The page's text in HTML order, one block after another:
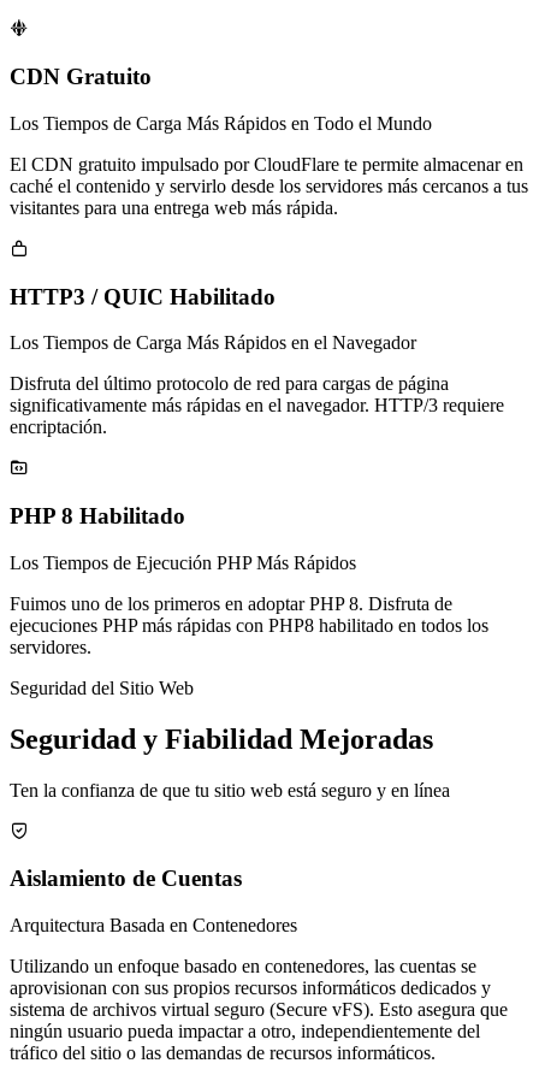

CDN Gratuito
Los Tiempos de Carga Más Rápidos en Todo el Mundo
El CDN gratuito impulsado por CloudFlare te permite almacenar en
caché el contenido y servirlo desde los servidores más cercanos a tus
visitantes para una entrega web más rápida.

HTTP3 / QUIC Habilitado
Los Tiempos de Carga Más Rápidos en el Navegador
Disfruta del último protocolo de red para cargas de página
significativamente más rápidas en el navegador. HTTP/3 requiere
encriptación.

PHP 8 Habilitado
Los Tiempos de Ejecución PHP Más Rápidos
Fuimos uno de los primeros en adoptar PHP 8. Disfruta de
ejecuciones PHP más rápidas con PHP8 habilitado en todos los
servidores.
Seguridad del Sitio Web
Seguridad y Fiabilidad Mejoradas
Ten la confianza de que tu sitio web está seguro y en línea

Aislamiento de Cuentas
Arquitectura Basada en Contenedores
Utilizando un enfoque basado en contenedores, las cuentas se
aprovisionan con sus propios recursos informáticos dedicados y
sistema de archivos virtual seguro (Secure vFS). Esto asegura que
ningún usuario pueda impactar a otro, independientemente del
tráfico del sitio o las demandas de recursos informáticos.